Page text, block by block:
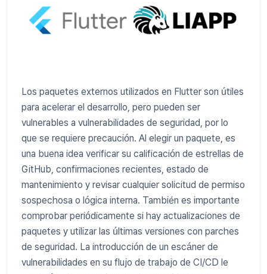
Los paquetes externos utilizados en Flutter son útiles
para acelerar el desarrollo, pero pueden ser
vulnerables a vulnerabilidades de seguridad, por lo
que se requiere precaución. Al elegir un paquete, es
una buena idea verificar su calificación de estrellas de
GitHub, confirmaciones recientes, estado de
mantenimiento y revisar cualquier solicitud de permiso
sospechosa o lógica interna. También es importante
comprobar periódicamente si hay actualizaciones de
paquetes y utilizar las últimas versiones con parches
de seguridad. La introducción de un escáner de
vulnerabilidades en su flujo de trabajo de CI/CD le